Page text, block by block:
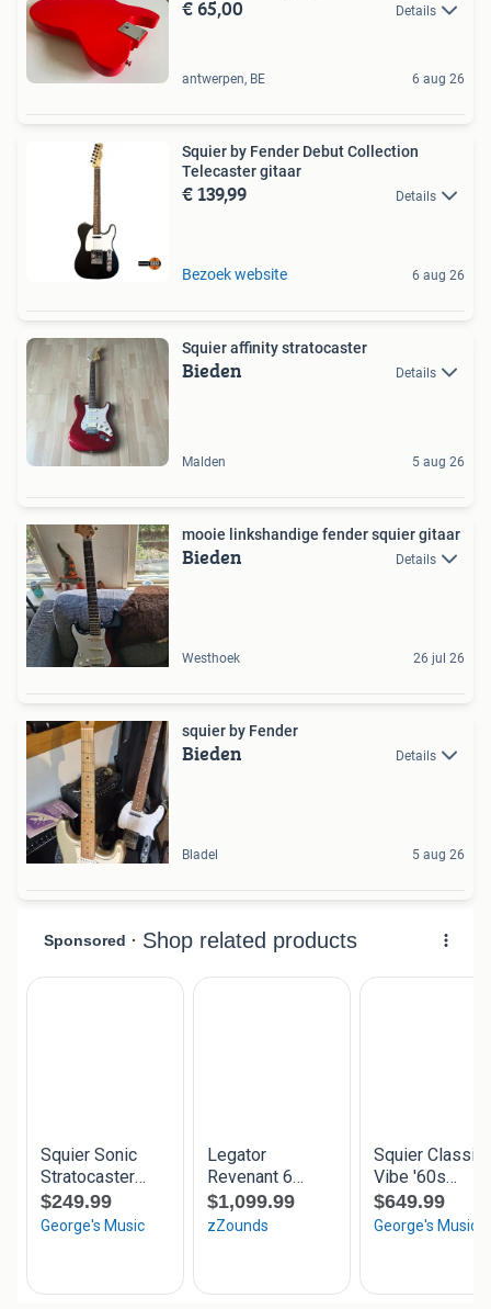
€ 65,00 Details
antwerpen, BE 6 aug 26
Squier by Fender Debut Collection
Telecaster gitaar
€ 139,99 Details
Bezoek website 6 aug 26
Squier affinity stratocaster
Bieden Details
Malden 5 aug 26
mooie linkshandige fender squier gitaar
Bieden Details
Westhoek 26 jul 26
squier by Fender
Bieden Details
Bladel 5 aug 26